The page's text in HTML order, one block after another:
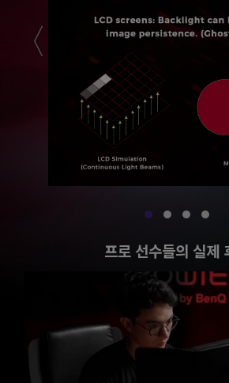
프로 선수들의 실제